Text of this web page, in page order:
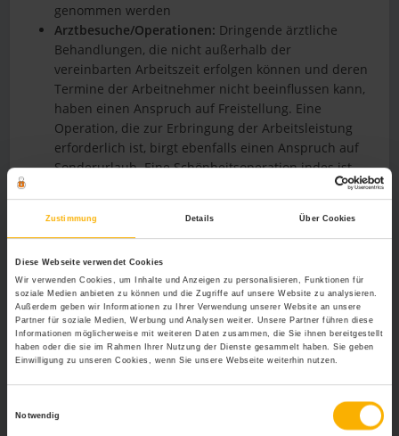
Zustimmung Details Über Cookies
Diese Webseite verwendet Cookies
Wir verwenden Cookies, um Inhalte und Anzeigen zu personalisieren, Funktionen für
soziale Medien anbieten zu können und die Zugriffe auf unsere Website zu analysieren.
Außerdem geben wir Informationen zu Ihrer Verwendung unserer Website an unsere
Partner für soziale Medien, Werbung und Analysen weiter. Unsere Partner führen diese
Informationen möglicherweise mit weiteren Daten zusammen, die Sie ihnen bereitgestellt
haben oder die sie im Rahmen Ihrer Nutzung der Dienste gesammelt haben. Sie geben
Einwilligung zu unseren Cookies, wenn Sie unsere Webseite weiterhin nutzen.
Notwendig
genommen werden
Arztbesuche/Operationen: Dringende ärztliche
Behandlungen, die nicht außerhalb der
vereinbarten Arbeitszeit erfolgen können und deren
Termine der Arbeitnehmer nicht beeinflussen kann,
haben einen Anspruch auf Freistellung. Eine
Operation, die zur Erbringung der Arbeitsleistung
erforderlich ist, birgt ebenfalls einen Anspruch auf
Sonderurlaub. Eine Schönheitsoperation indes ist
Bezahlte Arbeitsfreistellung durch
Sonderurlaub
Für Arbeitnehmer bietet der in Gesetzen, Verordnungen,
Tarif- und Arbeitsverträgen verbriefte Anspruch auf
Sonderurlaub vielschichtige Möglichkeiten, um im
Bedarfsfall eine bezahlte Arbeitsbefreiung zu erhalten.
Geburten oder Todesfälle nicht. Voraussetzung für die